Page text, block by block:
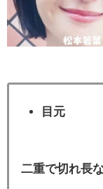
目元
二重で切れ長